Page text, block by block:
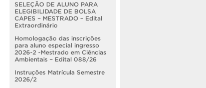
SELEÇÃO DE ALUNO PARA
ELEGIBILIDADE DE BOLSA
CAPES – MESTRADO – Edital
Extraordinário
Homologação das inscrições
para aluno especial ingresso
2026-2 -Mestrado em Ciências
Ambientais – Edital 088/26
Instruções Matrícula Semestre
2026/2